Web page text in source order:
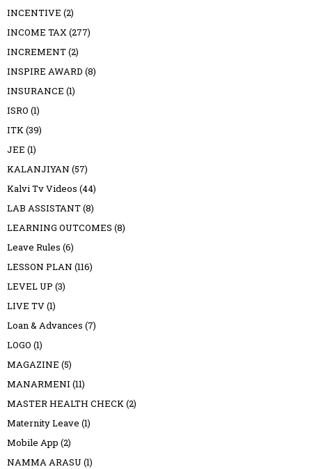
INCENTIVE (2)
INCOME TAX(277)
INCREMENT(2)
INSPIRE AWARD (8)
INSURANCE (1)
ISRO (1)
ITK(39)
JEE (1)
KALANJIYAN (57)
Kalvi Tv Videos (44)
LAB ASSISTANT(8)
LEARNING OUTCOMES (8)
Leave Rules (6)
LESSON PLAN (116)
LEVEL UP (3)
LIVE TV(1)
Loan & Advances (7)
LOGO (1)
MAGAZINE (5)
MANARMENI (11)
MASTER HEALTH CHECK(2)
Maternity Leave (1)
Mobile App (2)
NAMMA ARASU (1)